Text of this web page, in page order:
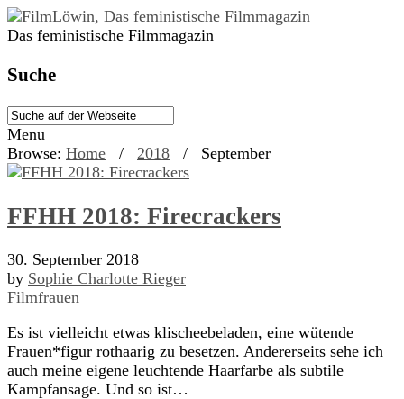
Das feministische Filmmagazin
Suche
Menu
Browse: Home / 2018 / September
FFHH 2018: Firecrackers
30. September 2018
by Sophie Charlotte Rieger
Filmfrauen
Es ist vielleicht etwas klischeebeladen, eine wütende
Frauen*figur rothaarig zu besetzen. Andererseits sehe ich
auch meine eigene leuchtende Haarfarbe als subtile
Kampfansage. Und so ist…